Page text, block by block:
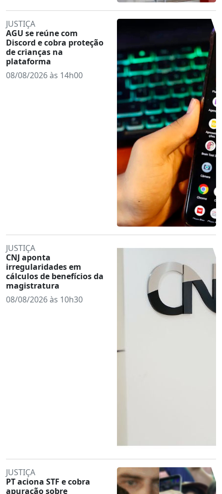
JUSTIÇA
AGU se reúne com
Discord e cobra proteção
de crianças na
plataforma
08/08/2026 às 14h00
JUSTIÇA
CNJ aponta
irregularidades em
cálculos de benefícios da
magistratura
08/08/2026 às 10h30
JUSTIÇA
PT aciona STF e cobra
apuração sobre